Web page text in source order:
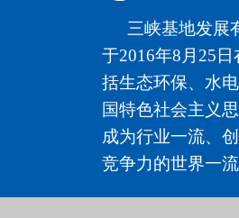
三峡基地发展
于2016年8月25
括生态环保、水
国特色社会主义
成为行业一流、
竞争力的世界一